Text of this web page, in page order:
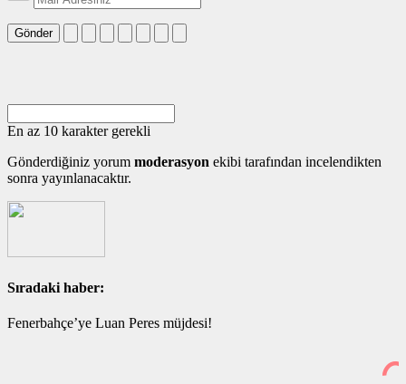
Gönder
En az 10 karakter gerekli
Gönderdiğiniz yorum moderasyon ekibi tarafından incelendikten
sonra yayınlanacaktır.
Sıradaki haber:
Fenerbahçe’ye Luan Peres müjdesi!